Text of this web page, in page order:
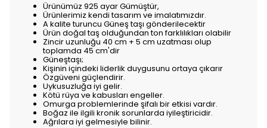
Ürünümüz 925 ayar Gümüştür,
Ürünlerimiz kendi tasarım ve imalatımızdır.
A kalite turuncu Güneş taşı gönderilecektir
Ürün doğal taş olduğundan ton farklılıkları olabilir
Zincir uzunluğu 40 cm + 5 cm uzatması olup
toplamda 45 cm'dir
Güneştaşı;
Kişinin içindeki liderlik duygusunu ortaya çıkarır
Özgüveni güçlendirir.
Uykusuzluğa iyi gelir.
Kötü rüya ve kabusları engeller.
Omurga problemlerinde şifalı bir etkisi vardır.
Boğaz ile ilgili kronik sorunlarda iyileştiricidir.
Ağrılara iyi gelmesiyle bilinir.